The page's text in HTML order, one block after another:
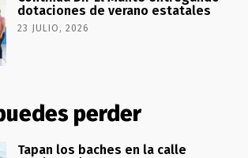
dotaciones de verano estatales
23 JULIO, 2026
perder
Tapan los baches en la calle